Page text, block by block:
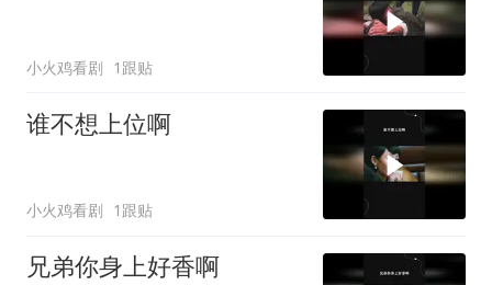
小火鸡看剧 1跟贴
谁不想上位啊
小火鸡看剧 1跟贴
兄弟你身上好香啊